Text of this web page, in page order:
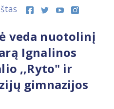
veda nuotolinį
Ignalinos
,,Ryto" ir
gimnazijos